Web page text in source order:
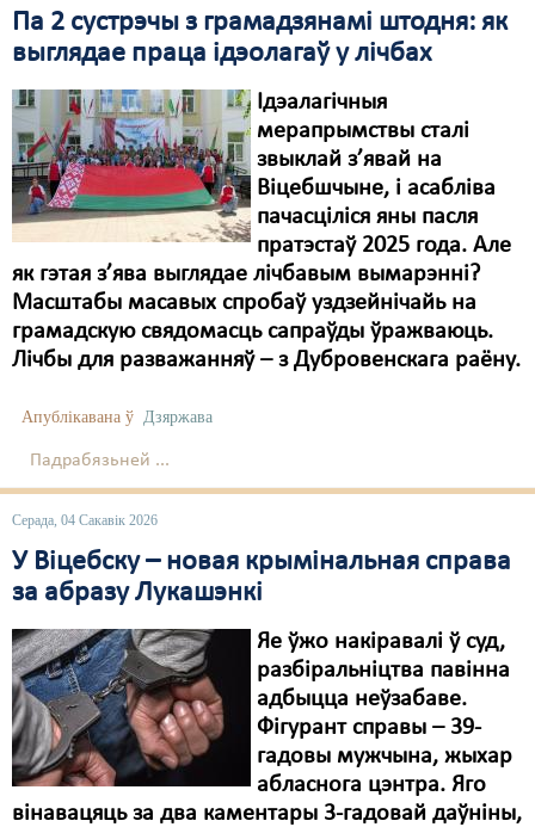
Па 2 сустрэчы з грамадзянамі штодня: як
выглядае праца ідэолагаў у лічбах
Ідэалагічныя
мерапрымствы сталі
звыклай з’явай на
Віцебшчыне, і асабліва
пачасціліся яны пасля
пратэстаў 2025 года. Але
як гэтая з’ява выглядае лічбавым вымарэнні?
Масштабы масавых спробаў уздзейнічайь на
грамадскую свядомасць сапраўды ўражваюць.
Лічбы для разважанняў – з Дубровенскага раёну.
Апублікавана ў Дзяржава
Падрабязьней ...
Серада, 04 Сакавік 2026
У Віцебску – новая крымінальная справа
за абразу Лукашэнкі
Яе ўжо накіравалі ў суд,
разбіральніцтва павінна
адбыцца неўзабаве.
Фігурант справы – 39-
гадовы мужчына, жыхар
абласнога цэнтра. Яго
вінавацяць за два каментары 3-гадовай даўніны,